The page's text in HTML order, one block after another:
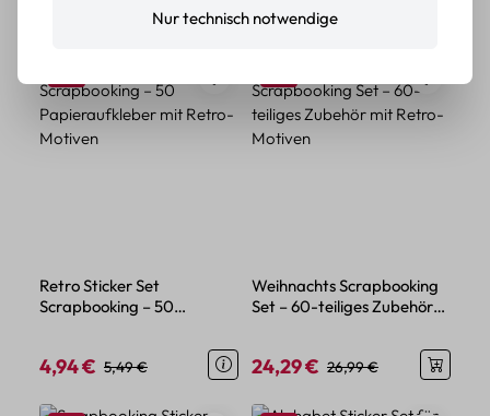
Regulärer Preis:
Verkaufspreis:
7,91 € Regulärer Preis:
8,79 €
Retro Sticker Set
Scrapbooking – 50
Verkaufspreis:
4,94 € Regulärer Preis:
5,49 €
Weihnachts Scrapbooking
Set – 60-teiliges Zubehör
Verkaufspreis:
24,29 € Regulärer Preis:
26,99 €
Nur technisch notwendige